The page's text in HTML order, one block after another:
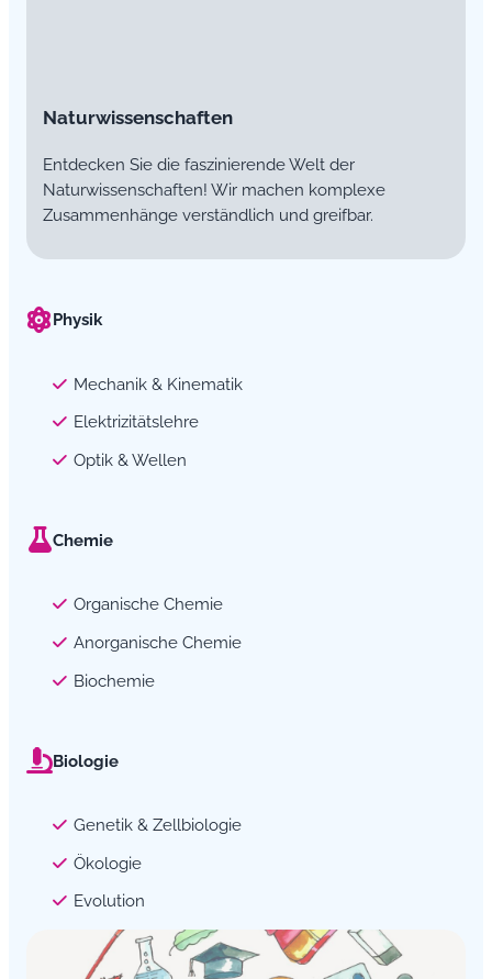
Naturwissenschaften
Entdecken Sie die faszinierende Welt der
Naturwissenschaften! Wir machen komplexe
Zusammenhänge verständlich und greifbar.
Physik
Mechanik & Kinematik
Elektrizitätslehre
Optik & Wellen
Chemie
Organische Chemie
Anorganische Chemie
Biochemie
Biologie
Genetik & Zellbiologie
Ökologie
Evolution